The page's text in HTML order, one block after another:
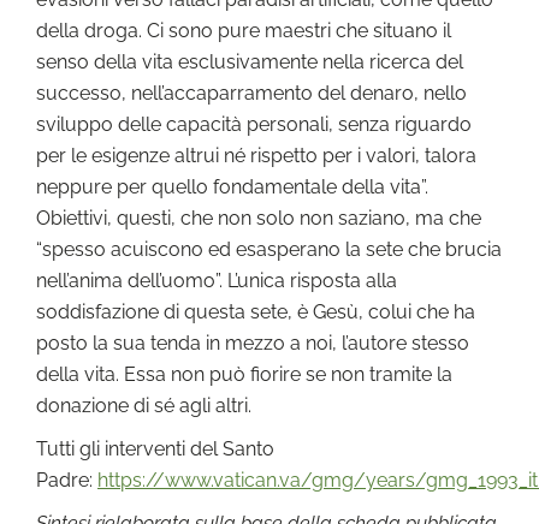
della droga. Ci sono pure maestri che situano il
senso della vita esclusivamente nella ricerca del
successo, nell’accaparramento del denaro, nello
sviluppo delle capacità personali, senza riguardo
per le esigenze altrui né rispetto per i valori, talora
neppure per quello fondamentale della vita”.
Obiettivi, questi, che non solo non saziano, ma che
“spesso acuiscono ed esasperano la sete che brucia
nell’anima dell’uomo”. L’unica risposta alla
soddisfazione di questa sete, è Gesù, colui che ha
posto la sua tenda in mezzo a noi, l’autore stesso
della vita. Essa non può fiorire se non tramite la
donazione di sé agli altri.
Tutti gli interventi del Santo
Padre: https://www.vatican.va/gmg/years/